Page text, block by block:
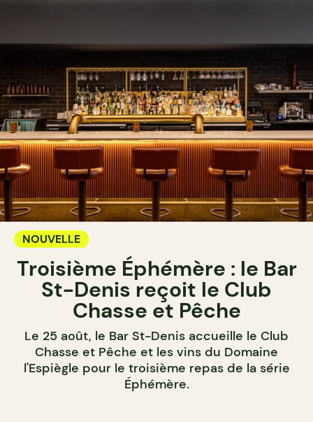
NOUVELLE
Troisième Éphémère : le Bar
St-Denis reçoit le Club
Chasse et Pêche
Le 25 août, le Bar St-Denis accueille le Club
Chasse et Pêche et les vins du Domaine
l'Espiègle pour le troisième repas de la série
Éphémère.